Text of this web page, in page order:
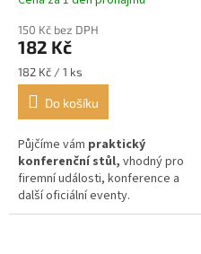
150 Kč bez DPH
182 Kč
Měrná
cena:
182 Kč / 1 ks
Do košíku
Půjčíme vám praktický
konferenční stůl, vhodný pro
firemní události, konference a
další oficiální eventy.
Profesionální vzhled a široké